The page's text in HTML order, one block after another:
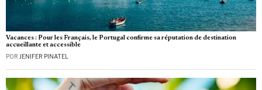
Vacances : Pour les Français, le Portugal confirme sa réputation de destination
accueillante et accessible
POR JENIFER PINATEL